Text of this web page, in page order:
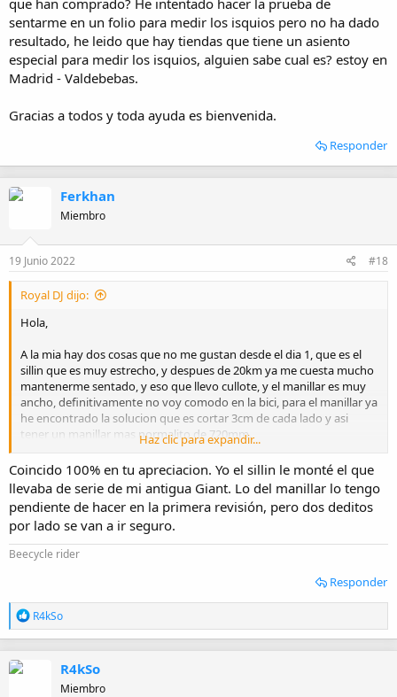
sentarme en un folio para medir los isquios pero no ha dado
resultado, he leido que hay tiendas que tiene un asiento
especial para medir los isquios, alguien sabe cual es? estoy en
Madrid - Valdebebas.
Gracias a todos y toda ayuda es bienvenida.
Responder
Ferkhan
Miembro
19 Junio 2022 #18
Royal DJ dijo:
Hola,
A la mia hay dos cosas que no me gustan desde el dia 1, que es el
sillin que es muy estrecho, y despues de 20km ya me cuesta mucho
mantenerme sentado, y eso que llevo cullote, y el manillar es muy
ancho, definitivamente no voy comodo en la bici, para el manillar ya
he encontrado la solucion que es cortar 3cm de cada lado y asi
tener un manillar mas normalito de 720mm.
Ya el sillin todavia no me decido por cual cambiar, estuve viendo 3
opciones de selle italia
- Mission que tiene 140mm y 265g, soft-tek y flow, pero la diferencia
con el de serie de BH es de 8mm
- Bullet que tiene 148mm y 265g pero es duro-tek asi que me temo
que seguiria siendo molesto
- Path que tiene 165mm y 403g pero tiene gel, flow y hi-viz ese en
teoria parece ser el mas indicado y comodo
Entonces mis preguntas son, alguien de aqui ha cortado el manillar
de la Expert 4.0 y que le ha parecido? y con el sillin que han
comprado? He intentado hacer la prueba de sentarme en un folio
para medir los isquios pero no ha dado resultado, he leido que hay
sabe cual es? estoy en Madrid - Valdebebas.
Haz clic para expandir...
Coincido 100% en tu apreciacion. Yo el sillin le monté el que
llevaba de serie de mi antigua Giant. Lo del manillar lo tengo
pendiente de hacer en la primera revisión, pero dos deditos
por lado se van a ir seguro.
Beecycle rider
Responder
R
e
a
R4kSo
R4kSo
Miembro